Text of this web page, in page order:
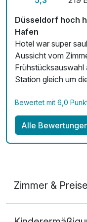
Zimmerservice verfügbar
Mit Hotelbar
Düsseldorf hoch
Hafen
Hotel war super
Aussicht vom
Station gleich um
Bewertet mit 6,0
Alle
Zimmer & Preise